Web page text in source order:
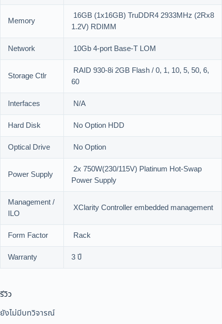
Memory
16GB (1x16GB) TruDDR4 2933MHz (2Rx8
1.2V) RDIMM
Network
10Gb 4-port Base-T LOM
Storage Ctlr
RAID 930-8i 2GB Flash / 0, 1, 10, 5, 50, 6,
60
Interfaces
N/A
Hard Disk
No Option HDD
Optical Drive
No Option
Power Supply
2x 750W(230/115V) Platinum Hot-Swap
Power Supply
Management /
ILO
XClarity Controller embedded management
Form Factor
Rack
Warranty
3 ปี
รีวิว
ยังไม่มีบทวิจารณ์